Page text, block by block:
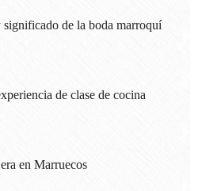
significado de la boda marroquí
de clase de cocina
en Marruecos